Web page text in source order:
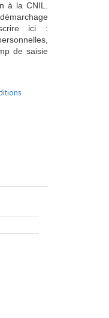
à la CNIL.
ici :
de saisie